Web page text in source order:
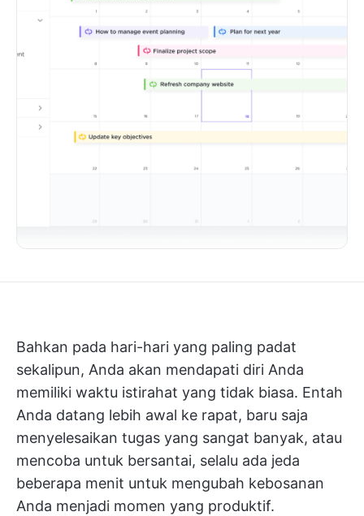
Bahkan pada hari-hari yang paling padat
sekalipun, Anda akan mendapati diri Anda
memiliki waktu istirahat yang tidak biasa. Entah
Anda datang lebih awal ke rapat, baru saja
menyelesaikan tugas yang sangat banyak, atau
mencoba untuk bersantai, selalu ada jeda
beberapa menit untuk mengubah kebosanan
Anda menjadi momen yang produktif.